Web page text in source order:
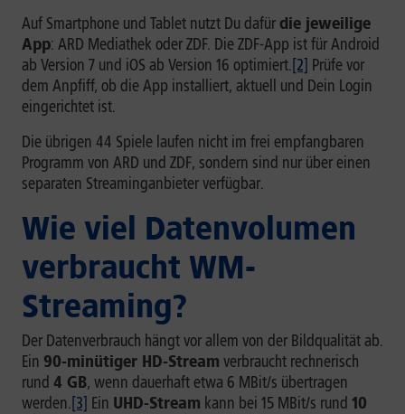
Auf Smartphone und Tablet nutzt Du dafürdie jeweilige
App: ARD Mediathek oder ZDF. Die ZDF-App ist für Android
ab Version 7 und iOS ab Version 16 optimiert.[2] Prüfe vor
dem Anpfiff, ob die App installiert, aktuell und Dein Login
eingerichtet ist.
Die übrigen 44 Spiele laufen nicht im frei empfangbaren
Programm von ARD und ZDF, sondern sind nur über einen
separaten Streaminganbieter verfügbar.
Wie viel Datenvolumen
verbraucht WM-
Streaming?
Der Datenverbrauch hängt vor allem von der Bildqualität ab.
Ein 90-minütiger HD-Stream verbraucht rechnerisch
rund 4 GB, wenn dauerhaft etwa 6 MBit/s übertragen
werden.[3] Ein UHD-Stream kann bei 15 MBit/s rund 10